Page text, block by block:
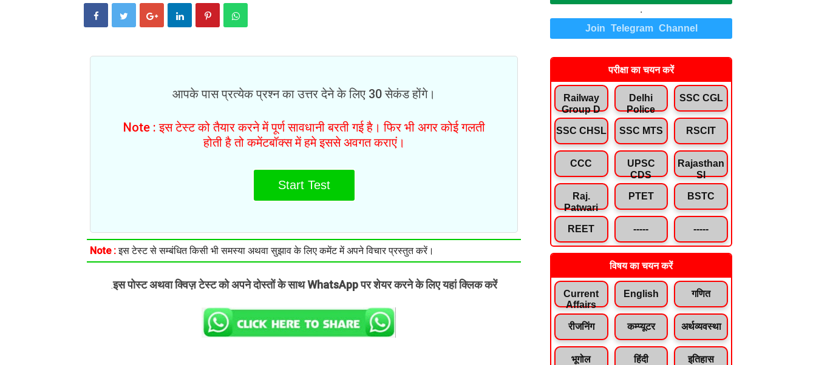
आपके पास प्रत्येक प्रश्न का उत्तर देने के लिए 30 सेकंड होंगे।
Note : इस टेस्ट को तैयार करने में पूर्ण सावधानी बरती गई है। फिर भी अगर कोई गलती
होती है तो कमेंटबॉक्स में हमे इससे अवगत कराएं।
Start Test
Note :इस टेस्ट से सम्बंधित किसी भी समस्या अथवा सुझाव के लिए कमेंट में अपने विचार प्रस्तुत करें।
.इस पोस्ट अथवा क्विज़ टेस्ट को अपने दोस्तों के साथ WhatsApp पर शेयर करने के लिए यहां क्लिक करें
.
Join Telegram Channel
परीक्षा का चयन करें
Railway
Group D
Delhi
Police
SSC CGL
SSC CHSL SSC MTS RSCIT
CCC
UPSC
CDS
Rajasthan
SI
Raj.
Patwari
PTET BSTC
REET ----- -----
विषय का चयन करें
Current
Affairs
English गणित
रीजनिंग कम्प्यूटर अर्थव्यवस्था
भूगोल हिंदी इतिहास